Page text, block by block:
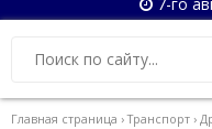
7-го
Главная страница › Транспорт ›